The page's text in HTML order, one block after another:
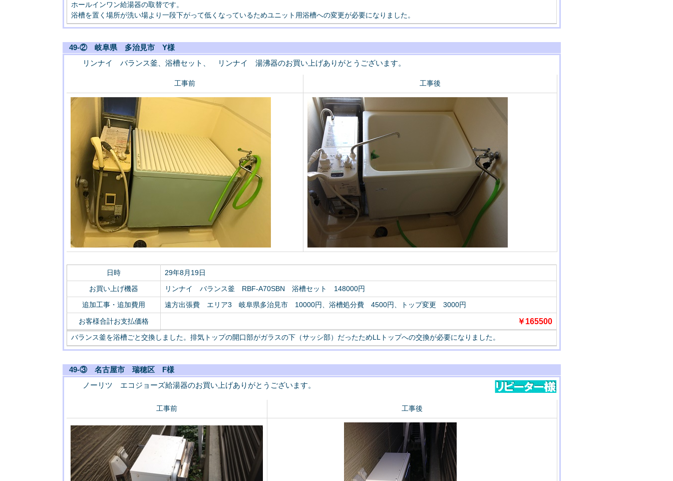
ホールインワン給湯器の取替です。
浴槽を置く場所が洗い場より一段下がって低くなっているためユニット用浴槽への変更が必要になりました。
49-② 岐阜県 多治見市 Y様
リンナイ バランス釜、浴槽セット、 リンナイ 湯沸器のお買い上げありがとうございます。
工事前 工事後
日時
29年8月19日
お買い上げ機器
リンナイ バランス釜 RBF-A70SBN 浴槽セット 148000円
追加工事・追加費用
遠方出張費 エリア3 岐阜県多治見市 10000円、浴槽処分費 4500円、トップ変更 3000円
お客様合計お支払価格 ￥165500
バランス釜を浴槽ごと交換しました。排気トップの開口部がガラスの下（サッシ部）だったためLLトップへの交換が必要になりました。
49-③ 名古屋市 瑞穂区 F様
ノーリツ エコジョーズ給湯器のお買い上げありがとうございます。
工事前 工事後